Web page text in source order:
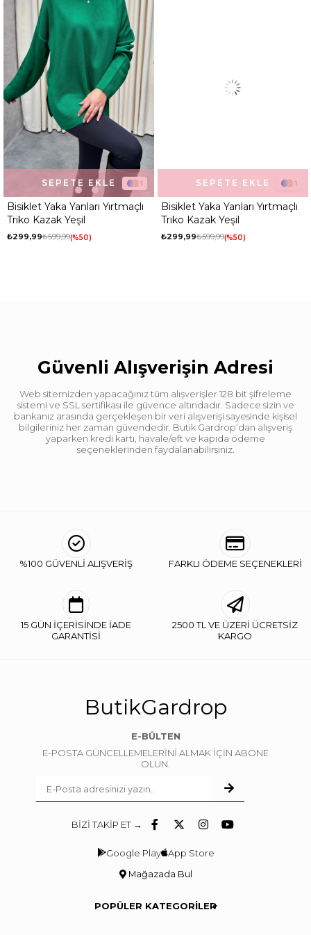
Kumaş Tipi Belirtilmemiş
Regular
Desen Düz
Ortam Günlük
1
Bisiklet Yaka Yanları Yırtmaçlı
Triko Kazak Yeşil
₺299,99₺599,99 %50
SEPETE EKLE 1
Bisiklet Yaka Yanları Yırtmaçlı
Triko Kazak Yeşil
₺299,99₺599,99 %50
SEPETE EKLE
Güvenli Alışverişin Adresi
Web sitemizden yapacağınız tüm alışverişler 128 bit şifreleme
sistemi ve SSL sertifikası ile güvence altındadır. Sadece sizin ve
bankanız arasında gerçekleşen bir veri alışverişi sayesinde kişisel
bilgileriniz her zaman güvendedir. Butik Gardrop’dan alışveriş
yaparken kredi kartı, havale/eft ve kapıda ödeme
seçeneklerinden faydalanabilirsiniz.
%100 GÜVENLİ ALIŞVERİŞ FARKLI ÖDEME SEÇENEKLERİ
15 GÜN İÇERİSİNDE İADE
GARANTİSİ
2500 TL VE ÜZERİ ÜCRETSİZ
KARGO
ButikGardrop
E-BÜLTEN
E-POSTA GÜNCELLEMELERİNİ ALMAK İÇİN ABONE
OLUN.
BİZİ TAKİP ET →
Google Play App Store
Mağazada Bul
POPÜLER KATEGORİLER